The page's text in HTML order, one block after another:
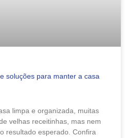
soluções para manter a casa
limpa e organizada, muitas
velhas receitinhas, mas nem
resultado esperado. Confira